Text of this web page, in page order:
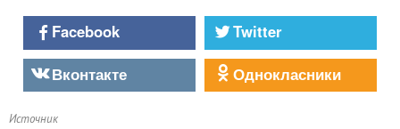
Facebook
Twitter
Вконтакте
Однокласники
Источник